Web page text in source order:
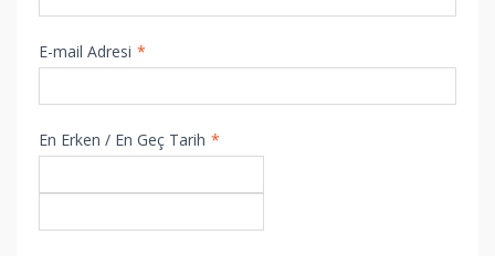
E-mail Adresi *
En Erken / En Geç Tarih *